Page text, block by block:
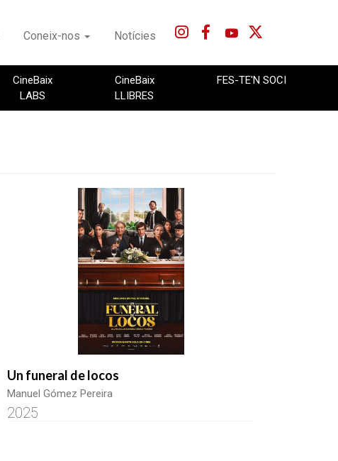
Coneix-nos Notícies
CineBaix
LABS
CineBaix
LLIBRES
FES-TE'N SOCI
Un funeral de locos
Manuel Gómez Pereira
2025